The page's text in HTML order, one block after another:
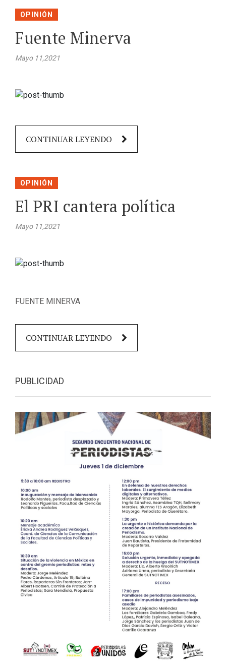
OPINIÓN
Fuente Minerva
Mayo 11,2021
CONTINUAR LEYENDO
OPINIÓN
El PRI cantera política
Mayo 11,2021
FUENTE MINERVA
CONTINUAR LEYENDO
PUBLICIDAD